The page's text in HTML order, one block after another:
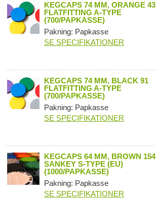
KEGCAPS 74 MM, ORANGE 43
FLATFITTING A-TYPE
(700/PAPKASSE)
Pakning: Papkasse
SE SPECIFIKATIONER
KEGCAPS 74 MM, BLACK 91
FLATFITTING A-TYPE
(700/PAPKASSE)
Pakning: Papkasse
SE SPECIFIKATIONER
KEGCAPS 64 MM, BROWN 154
SANKEY S-TYPE (EU)
(1000/PAPKASSE)
Pakning: Papkasse
SE SPECIFIKATIONER